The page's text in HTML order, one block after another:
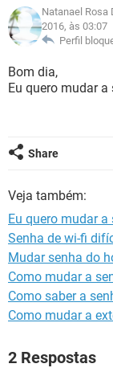
GUIA DE COMPRAS
INSTAGRAM
GUIA DE COMPRAS
CELULAR
OUTLOOK
GUIA DE COMPRAS
JOGOS
CELULAR
OUTLOOK
GLOSSÁRIO
CELULAR
INSTAGRAM
Natanael Rosa
2016, às 03:07
Perfil
Bom dia,
Eu quero mudar a
Share
Veja também:
Eu quero mudar a
Senha de wi-fi
Mudar senha do
Como mudar a
Como saber a
Como mudar a
2 Respostas